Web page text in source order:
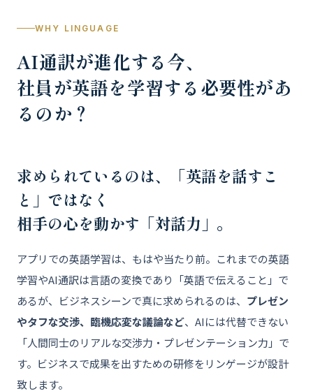
WHY LINGUAGE
AI通訳が進化する今、
社員が英語を学習する必要性があ
るのか？
求められているのは、「英語を話すこ
と」ではなく
相手の心を動かす「対話力」。
アプリでの英語学習は、もはや当たり前。これまでの英語
学習やAI通訳は言語の変換であり「英語で伝えること」で
あるが、ビジネスシーンで真に求められるのは、 プレゼン
やタフな交渉、臨機応変な議論など、AIには代替できない
「人間同士のリアルな交渉力・プレゼンテーション力」で
す。ビジネスで成果を出すための研修をリンゲージが設計
致します。